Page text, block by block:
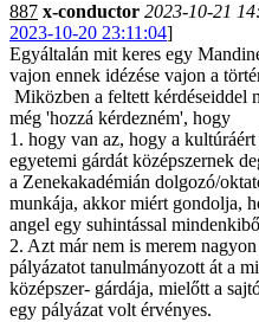
887 x-conductor 2023-10-21
2023-10-20 23:11:04]
Egyáltalán mit keres egy
vajon ennek idézése vajon a
Miközben a feltett kérdéseiddel
még 'hozzá kérdezném', hogy
1. hogy van az, hogy a
egyetemi gárdát középszernek
a Zenekakadémián dolgozó/
munkája, akkor miért gondolja,
angel egy suhintással
2. Azt már nem is merem
pályázatot tanulmányozott át a
középszer- gárdája, mielőtt a
egy pályázat volt érvényes.